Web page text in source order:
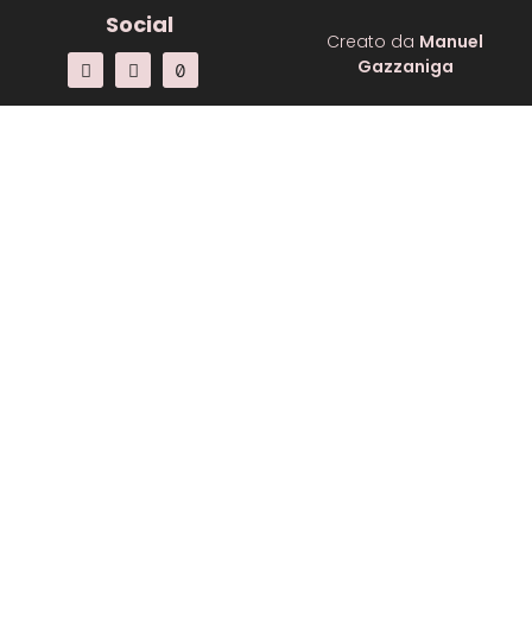
Social
Creato da Manuel
Gazzaniga